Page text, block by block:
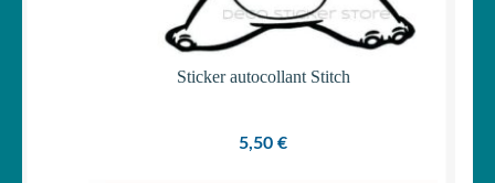
Sticker autocollant Stitch
5,50 €